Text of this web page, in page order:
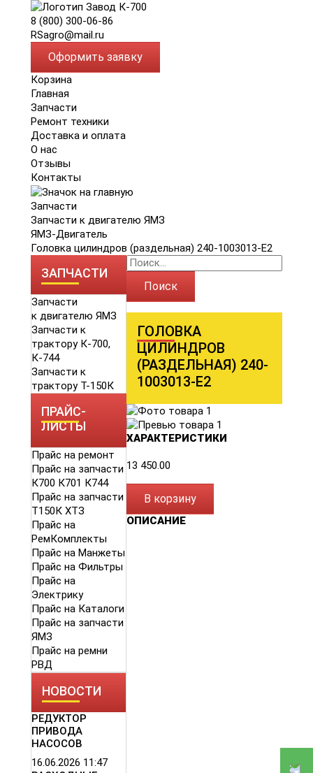
8 (800) 300-06-86
RSagro@mail.ru
Оформить заявку
Корзина
Главная
Запчасти
Ремонт техники
Доставка и оплата
О нас
Отзывы
Контакты
Запчасти
Запчасти к двигателю ЯМЗ
ЯМЗ-Двигатель
Головка цилиндров (раздельная) 240-1003013-Е2
ЗАПЧАСТИ
Запчасти
к двигателю ЯМЗ
Запчасти к
трактору К-700,
К-744
Запчасти к
трактору Т-150К
ПРАЙС-
ЛИСТЫ
Прайс на ремонт
Прайс на запчасти
К700 К701 К744
Прайс на запчасти
Т150К ХТЗ
Прайс на
РемКомплекты
Прайс на Манжеты
Прайс на Фильтры
Прайс на
Электрику
Прайс на Каталоги
Прайс на запчасти
ЯМЗ
Прайс на ремни
РВД
НОВОСТИ
РЕДУКТОР
ПРИВОДА
НАСОСОВ
16.06.2026 11:47
Поиск
ГОЛОВКА
ЦИЛИНДРОВ
(РАЗДЕЛЬНАЯ) 240-
1003013-Е2
ХАРАКТЕРИСТИКИ
13 450.00
В корзину
ОПИСАНИЕ